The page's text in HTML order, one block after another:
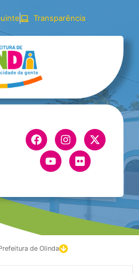
Transparência
de Olinda